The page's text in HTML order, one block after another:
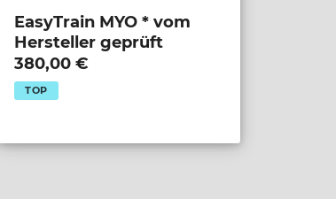
EasyTrain MYO * vom
Hersteller geprüft
380,00 €
TOP